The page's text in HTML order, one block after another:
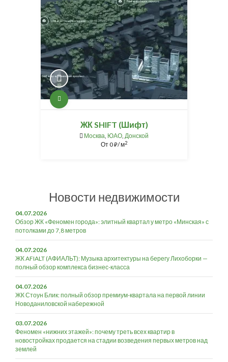
ЖК SHIFT (Шифт)
Москва, ЮАО, Донской
От0⃏/ м2
Новости недвижимости
04.07.2026
Обзор ЖК «Феномен города»: элитный квартал у метро «Минская» с
потолками до 7,8 метров
04.07.2026
ЖК AFIALT (АФИАЛЬТ): Музыка архитектуры на берегу Лихоборки —
полный обзор комплекса бизнес-класса
04.07.2026
ЖК Стоун Блик: полный обзор премиум-квартала на первой линии
Новоданиловской набережной
03.07.2026
Феномен «нижних этажей»: почему треть всех квартир в
новостройках продается на стадии возведения первых метров над
землей